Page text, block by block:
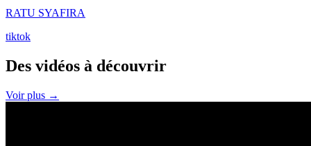
RATU SYAFIRA
tiktok
Des vidéos à découvrir
Voir plus →